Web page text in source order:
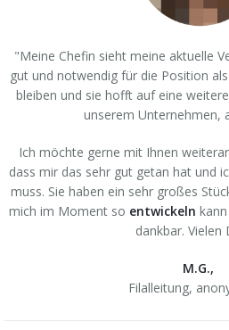
"Meine Chefin sieht meine aktuelle
gut und notwendig für die Position
bleiben und sie hofft auf eine
unserem Unternehmen,
Ich möchte gerne mit Ihnen
dass mir das sehr gut getan hat und
muss. Sie haben ein sehr großes
mich im Moment so entwickeln
dankbar. Vielen
M.G.,
Filalleitung,